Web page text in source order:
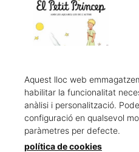
El Petit Príncep (edició
oficial)
Saint-Exupéry, Antoine de
Aquest lloc web
habilitar la funcionalitat
anàlisi i personalització.
configuració en qualsevol
paràmetres per defecte.
política de cookies